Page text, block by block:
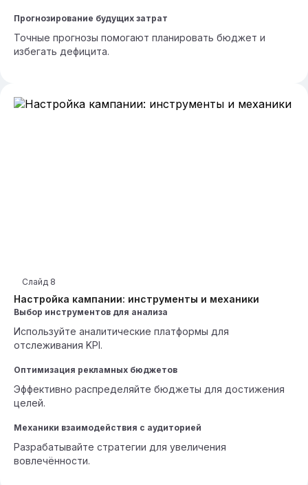
Прогнозирование будущих затрат
Точные прогнозы помогают планировать бюджет и
избегать дефицита.
Настройка кампании: инструменты и механики
Слайд 8
Выбор инструментов для анализа
Используйте аналитические платформы для
отслеживания KPI.
Оптимизация рекламных бюджетов
Эффективно распределяйте бюджеты для достижения
целей.
Механики взаимодействия с аудиторией
Разрабатывайте стратегии для увеличения
вовлечённости.